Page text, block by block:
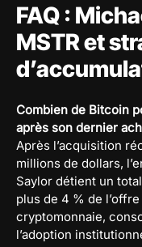
FAQ :
MSTR et
Combien de Bitcoin
après son dernier
Après l’acquisition
millions de dollars,
Saylor détient un
plus de 4 % de
cryptomonnaie,
l’adoption